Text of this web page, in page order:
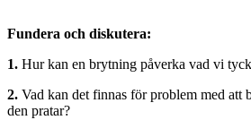
Fundera och diskutera:
1. Hur kan en brytning påverka vad vi
2. Vad kan det finnas för problem med att
den pratar?